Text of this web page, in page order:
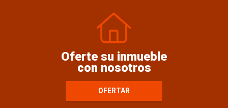
Oferte su inmueble
con nosotros
OFERTAR